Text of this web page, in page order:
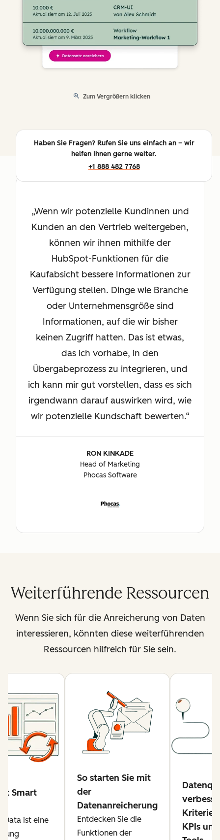
Zum Vergrößern klicken
Haben Sie Fragen? Rufen Sie uns einfach an – wir
helfen Ihnen gerne weiter.
+1 888 482 7768
Wenn wir potenzielle Kundinnen und
Kunden an den Vertrieb weitergeben,
können wir ihnen mithilfe der
HubSpot-Funktionen für die
Kaufabsicht bessere Informationen zur
Verfügung stellen. Dinge wie Branche
oder Unternehmensgröße sind
Informationen, auf die wir bisher
keinen Zugriff hatten. Das ist etwas,
das ich vorhabe, in den
Übergabeprozess zu integrieren, und
ich kann mir gut vorstellen, dass es sich
irgendwann darauf auswirken wird, wie
wir potenzielle Kundschaft bewerten.
RON KINKADE
Head of Marketing
Phocas Software
Weiterführende Ressourcen
Wenn Sie sich für die Anreicherung von Daten
interessieren, könnten diese weiterführenden
Ressourcen hilfreich für Sie sein.
Smart
Data ist eine
So starten Sie mit
der
Datenanreicherung
Entdecken Sie die
Funktionen der
KPIs und